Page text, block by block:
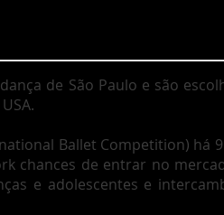
de São Paulo e são
Ballet Competition) há
chances de entrar no
e adolescentes e